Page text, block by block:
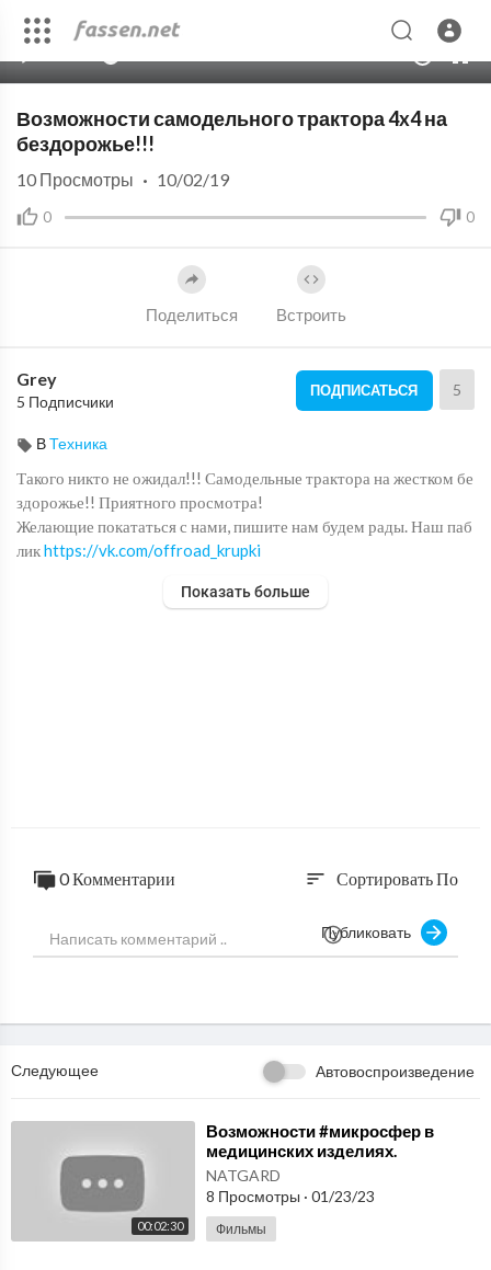
Возможности самодельного трактора 4x4 на
бездорожье!!!
0 0
10 Просмотры · 10/02/19
Поделиться Встроить
Grey
5 Подписчики
ПОДПИСАТЬСЯ 5
ВТехника
Такого никто не ожидал!!! Самодельные трактора на жестком бе
здорожье!! Приятного просмотра!
Желающие покататься с нами, пишите нам будем рады. Наш паб
ликhttps://vk.com/offroad_krupki
#offroad #оффроуд #бездорожье
Показать больше
0 Комментарии sort Сортировать По
Публиковать
Следующее Автовоспроизведение
00:02:30
⁣Возможности #микросфер в
медицинских изделиях.
Микросферы артрейд купить.
NATGARD
8 Просмотры · 01/23/23
Фильмы